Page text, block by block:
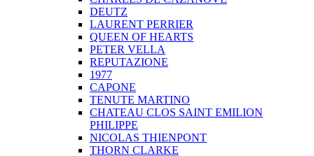
DEUTZ
LAURENT PERRIER
QUEEN OF HEARTS
PETER VELLA
REPUTAZIONE
1977
CAPONE
TENUTE MARTINO
CHATEAU CLOS SAINT EMILION
PHILIPPE
NICOLAS THIENPONT
THORN CLARKE